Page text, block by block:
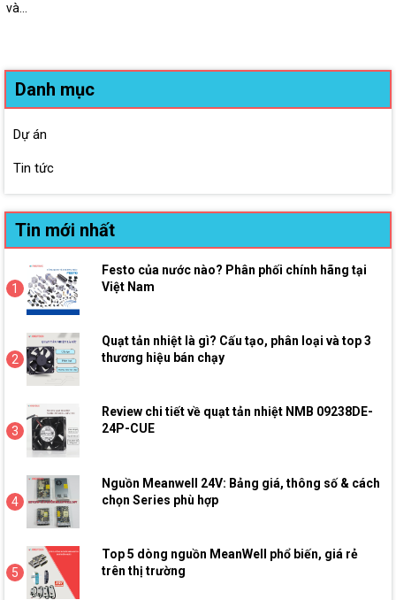
và...
Danh mục
Dự án
Tin tức
Tin mới nhất
1
Festo của nước nào? Phân phối chính hãng tại
Việt Nam
2
Quạt tản nhiệt là gì? Cấu tạo, phân loại và top 3
thương hiệu bán chạy
3
Review chi tiết về quạt tản nhiệt NMB 09238DE-
24P-CUE
4
Nguồn Meanwell 24V: Bảng giá, thông số & cách
chọn Series phù hợp
5
Top 5 dòng nguồn MeanWell phổ biến, giá rẻ
trên thị trường